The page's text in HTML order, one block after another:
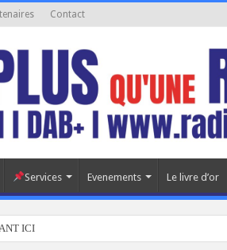
Contact
Services Evenements Le livre d’or
ICI